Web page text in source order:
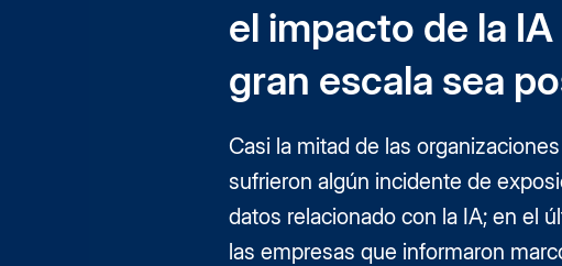
el impacto de la IA
gran escala sea
Casi la mitad de las
sufrieron algún incidente de
datos relacionado con la IA; en el
las empresas que informaron